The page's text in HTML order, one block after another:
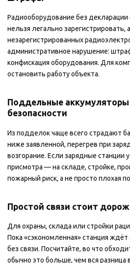
Радиооборудование без
нельзя легально зарегистрировать,
незарегистрированных
административное нарушение:
конфискация оборудования. Для
остановить работу объекта.
Поддельные
безопасности
Из подделок чаще всего страдают
ниже заявленной, перегрев при
возгорание. Если зарядные станции
присмотра — на складе, стройке,
пожарный риск, а не просто плохая
Простой связи стоит
Для охраны, склада или стройки
Пока «сэкономленная» станция
без связи. Посчитайте, во что
обычно это больше, чем вся разница